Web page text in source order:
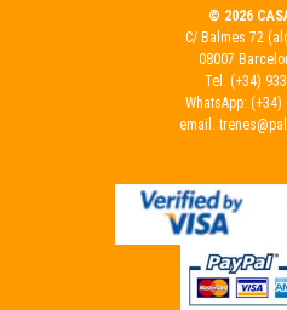
© 2026
C/ Balmes 72
08007
Tel. (+34)
WhatsApp: (+34)
email: